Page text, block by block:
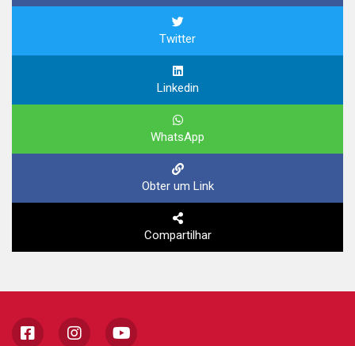
Twitter
Linkedin
WhatsApp
Obter um Link
Compartilhar